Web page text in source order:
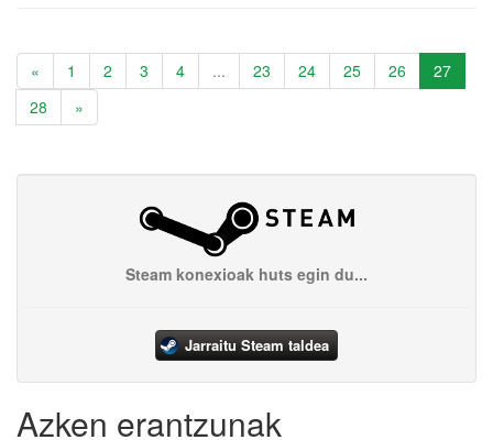
« 1 2 3 4 ... 23 24 25 26
27
28
»
Steam konexioak huts egin du...
Jarraitu Steam taldea
Azken erantzunak